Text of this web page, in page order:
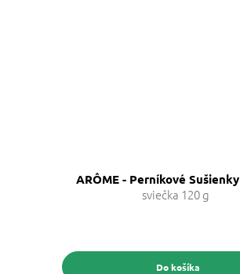
ARÔME - Perníkové Sušienky
sviečka 120 g
Do košíka